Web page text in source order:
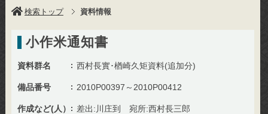
検索トップ 資料情報
小作米通知書
資料群名 西村長實･楢崎久矩資料(追加分)
備品番号 2010P00397～2010P00412
作成など(人） 差出:川庄到 宛所:西村長三郎